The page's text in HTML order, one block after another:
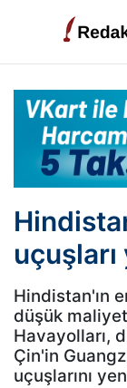
Hindistan'ın
düşük
Havayolları,
Çin'in
uçuşlarını